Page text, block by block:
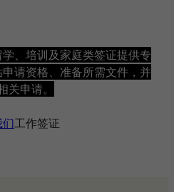
、培训及家庭类签证提供专
请资格、准备所需文件，并
关申请。
工作签证